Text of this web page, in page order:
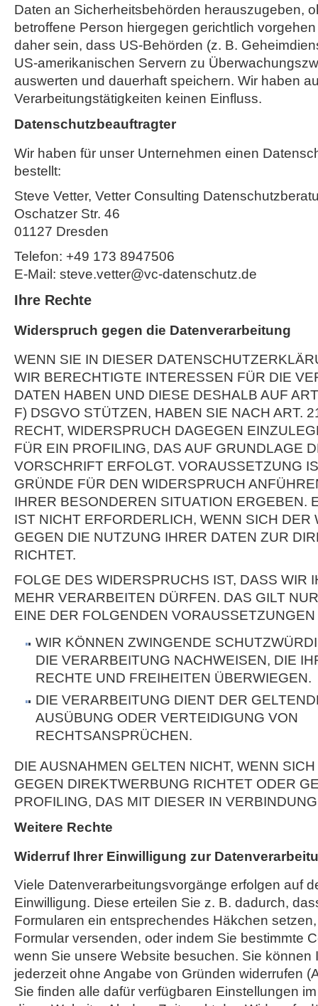
Daten an Sicherheitsbehörden herauszugeben,
betroffene Person hiergegen gerichtlich
daher sein, dass US-Behörden (z. B.
US-amerikanischen Servern zu
auswerten und dauerhaft speichern. Wir haben
Verarbeitungstätigkeiten keinen Einfluss.
Datenschutzbeauftragter
Wir haben für unser Unternehmen einen
bestellt:
Steve Vetter, Vetter Consulting
Oschatzer Str. 46
01127 Dresden
Telefon: +49 173 8947506
E-Mail: steve.vetter@vc-datenschutz.de
Ihre Rechte
Widerspruch gegen die Datenverarbeitung
WENN SIE IN DIESER
WIR BERECHTIGTE INTERESSEN FÜR DIE
DATEN HABEN UND DIESE DESHALB AUF
F) DSGVO STÜTZEN, HABEN SIE NACH ART.
RECHT, WIDERSPRUCH DAGEGEN
FÜR EIN PROFILING, DAS AUF GRUNDLAGE
VORSCHRIFT ERFOLGT. VORAUSSETZUNG
GRÜNDE FÜR DEN WIDERSPRUCH
IHRER BESONDEREN SITUATION ERGEBEN.
IST NICHT ERFORDERLICH, WENN SICH DER
GEGEN DIE NUTZUNG IHRER DATEN ZUR
RICHTET.
FOLGE DES WIDERSPRUCHS IST, DASS WIR
MEHR VERARBEITEN DÜRFEN. DAS GILT
EINE DER FOLGENDEN VORAUSSETZUNGEN
WIR KÖNNEN ZWINGENDE
DIE VERARBEITUNG NACHWEISEN, DIE
RECHTE UND FREIHEITEN ÜBERWIEGEN.
DIE VERARBEITUNG DIENT DER
AUSÜBUNG ODER VERTEIDIGUNG VON
RECHTSANSPRÜCHEN.
DIE AUSNAHMEN GELTEN NICHT, WENN
GEGEN DIREKTWERBUNG RICHTET ODER
PROFILING, DAS MIT DIESER IN
Weitere Rechte
Widerruf Ihrer Einwilligung zur
Viele Datenverarbeitungsvorgänge erfolgen auf
Einwilligung. Diese erteilen Sie z. B. dadurch,
Formularen ein entsprechendes Häkchen
Formular versenden, oder indem Sie bestimmte
wenn Sie unsere Website besuchen. Sie können
jederzeit ohne Angabe von Gründen widerrufen
Sie finden alle dafür verfügbaren Einstellungen